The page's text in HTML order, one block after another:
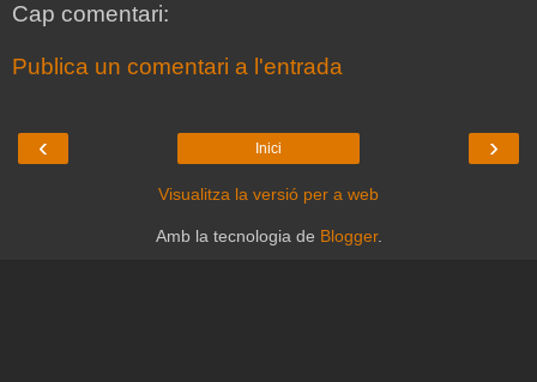
Cap comentari:
Publica un comentari a l'entrada
‹ ›
Inici
Visualitza la versió per a web
Amb la tecnologia de Blogger.